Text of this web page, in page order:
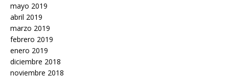
mayo 2019
abril 2019
marzo 2019
febrero 2019
enero 2019
diciembre 2018
noviembre 2018